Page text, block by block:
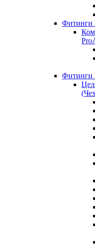
Фитинги
Фитинги